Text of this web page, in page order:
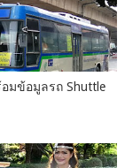
มข้อมูลรถ Shuttle